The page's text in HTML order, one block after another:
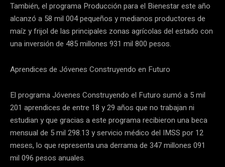
También, el programa Producción para el Bienestar este año
alcanzó a 58 mil 004 pequeños y medianos productores de
maíz y frijol de las principales zonas agrícolas del estado con
una inversión de 485 millones 931 mil 800 pesos.
Aprendices de Jóvenes Construyendo en Futuro
El programa Jóvenes Construyendo el Futuro sumó a 5 mil
201 aprendices de entre 18 y 29 años que no trabajan ni
estudian y que gracias a este programa recibieron una beca
mensual de 5 mil 298.13 y servicio médico del IMSS por 12
meses, lo que representa una derrama de 347 millones 091
mil 096 pesos anuales.